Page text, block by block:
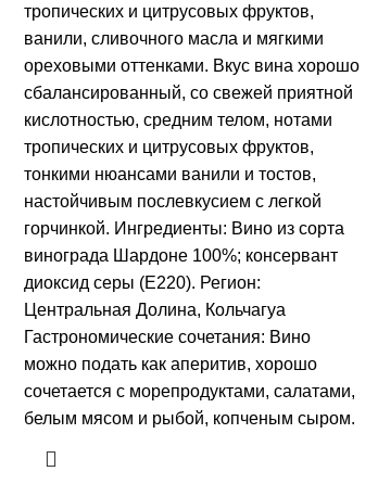
тропических и цитрусовых фруктов,
ванили, сливочного масла и мягкими
ореховыми оттенками. Вкус вина хорошо
сбалансированный, со свежей приятной
кислотностью, средним телом, нотами
тропических и цитрусовых фруктов,
тонкими нюансами ванили и тостов,
настойчивым послевкусием с легкой
горчинкой. Ингредиенты: Вино из сорта
винограда Шардоне 100%; консервант
диоксид серы (Е220). Регион:
Центральная Долина, Кольчагуа
Гастрономические сочетания: Вино
можно подать как аперитив, хорошо
сочетается с морепродуктами, салатами,
белым мясом и рыбой, копченым сыром.